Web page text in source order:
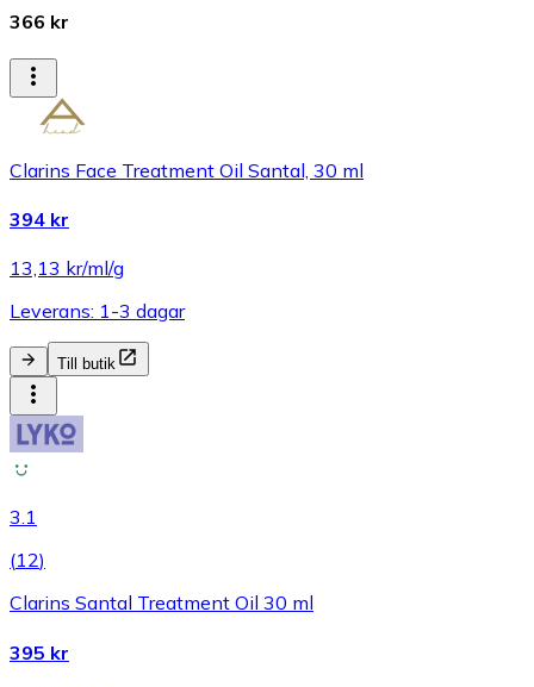
366 kr
Clarins Face Treatment Oil Santal, 30 ml
394 kr
13,13 kr/ml/g
Leverans: 1-3 dagar
Till butik
3.1
(12)
Clarins Santal Treatment Oil 30 ml
395 kr